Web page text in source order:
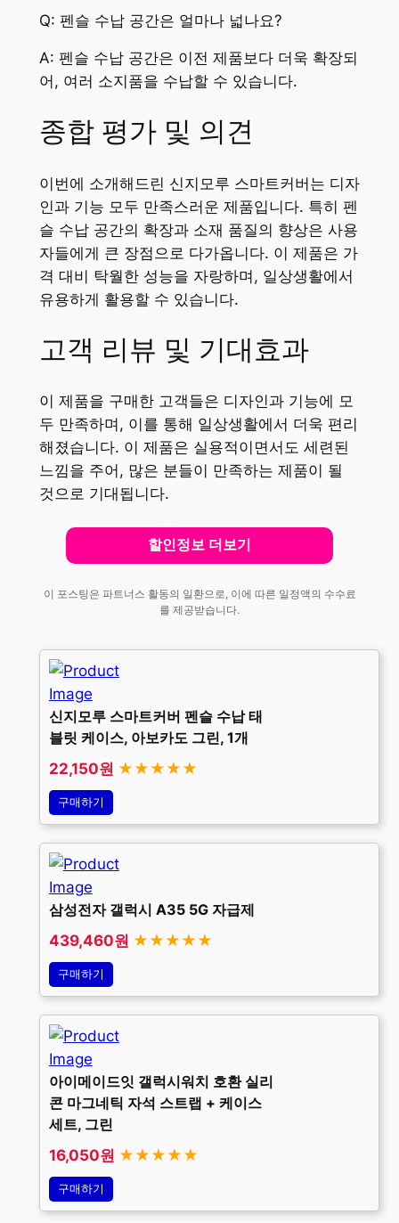
Q: 펜슬 수납 공간은 얼마나 넓나요?
A: 펜슬 수납 공간은 이전 제품보다 더욱 확장되
어, 여러 소지품을 수납할 수 있습니다.
종합 평가 및 의견
이번에 소개해드린 신지모루 스마트커버는 디자
인과 기능 모두 만족스러운 제품입니다. 특히 펜
슬 수납 공간의 확장과 소재 품질의 향상은 사용
자들에게 큰 장점으로 다가옵니다. 이 제품은 가
격 대비 탁월한 성능을 자랑하며, 일상생활에서
유용하게 활용할 수 있습니다.
고객 리뷰 및 기대효과
이 제품을 구매한 고객들은 디자인과 기능에 모
두 만족하며, 이를 통해 일상생활에서 더욱 편리
해졌습니다. 이 제품은 실용적이면서도 세련된
느낌을 주어, 많은 분들이 만족하는 제품이 될
것으로 기대됩니다.
할인정보 더보기
이 포스팅은 파트너스 활동의 일환으로, 이에 따른 일정액의 수수료
를 제공받습니다.
신지모루 스마트커버 펜슬 수납 태
블릿 케이스, 아보카도 그린, 1개
22,150원 ★★★★★
구매하기
삼성전자 갤럭시 A35 5G 자급제
439,460원 ★★★★★
구매하기
아이메이드잇 갤럭시워치 호환 실리
콘 마그네틱 자석 스트랩 + 케이스
세트, 그린
16,050원 ★★★★★
구매하기